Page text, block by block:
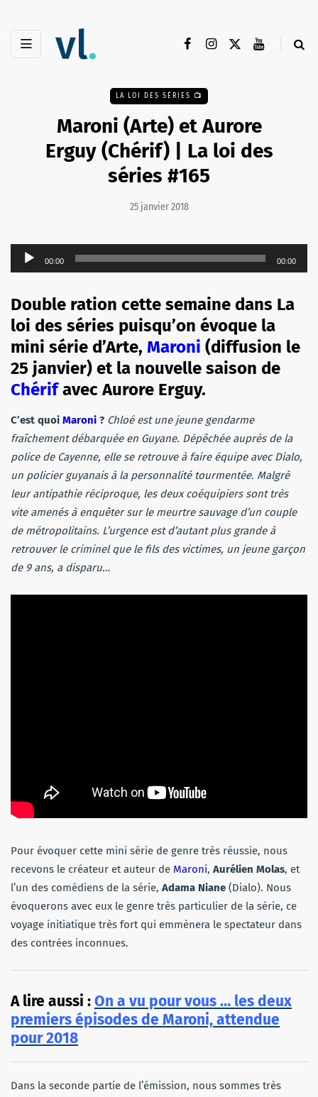
LA LOI DES SÉRIES 📺
Maroni (Arte) et Aurore
Erguy (Chérif) | La loi des
séries #165
25 janvier 2018
Lecteur
audio
00:00 00:00
Double ration cette semaine dans La
loi des séries puisqu’on évoque la
mini série d’Arte, Maroni (diffusion le
25 janvier) et la nouvelle saison de
Chérifavec Aurore Erguy.
C’est quoi Maroni ? Chloé est une jeune gendarme
fraîchement débarquée en Guyane. Dépêchée auprès de la
police de Cayenne, elle se retrouve à faire équipe avec Dialo,
un policier guyanais à la personnalité tourmentée. Malgré
leur antipathie réciproque, les deux coéquipiers sont très
vite amenés à enquêter sur le meurtre sauvage d’un couple
de métropolitains. L’urgence est d’autant plus grande à
retrouver le criminel que le fils des victimes, un jeune garçon
de 9 ans, a disparu…
Pour évoquer cette mini série de genre très réussie, nous
recevons le créateur et auteur de Maroni, Aurélien Molas, et
l’un des comédiens de la série, Adama Niane (Dialo). Nous
évoquerons avec eux le genre très particulier de la série, ce
voyage initiatique très fort qui emmènera le spectateur dans
des contrées inconnues.
A lire aussi :On a vu pour vous … les deux
premiers épisodes de Maroni, attendue
pour 2018
Dans la seconde partie de l’émission, nous sommes très